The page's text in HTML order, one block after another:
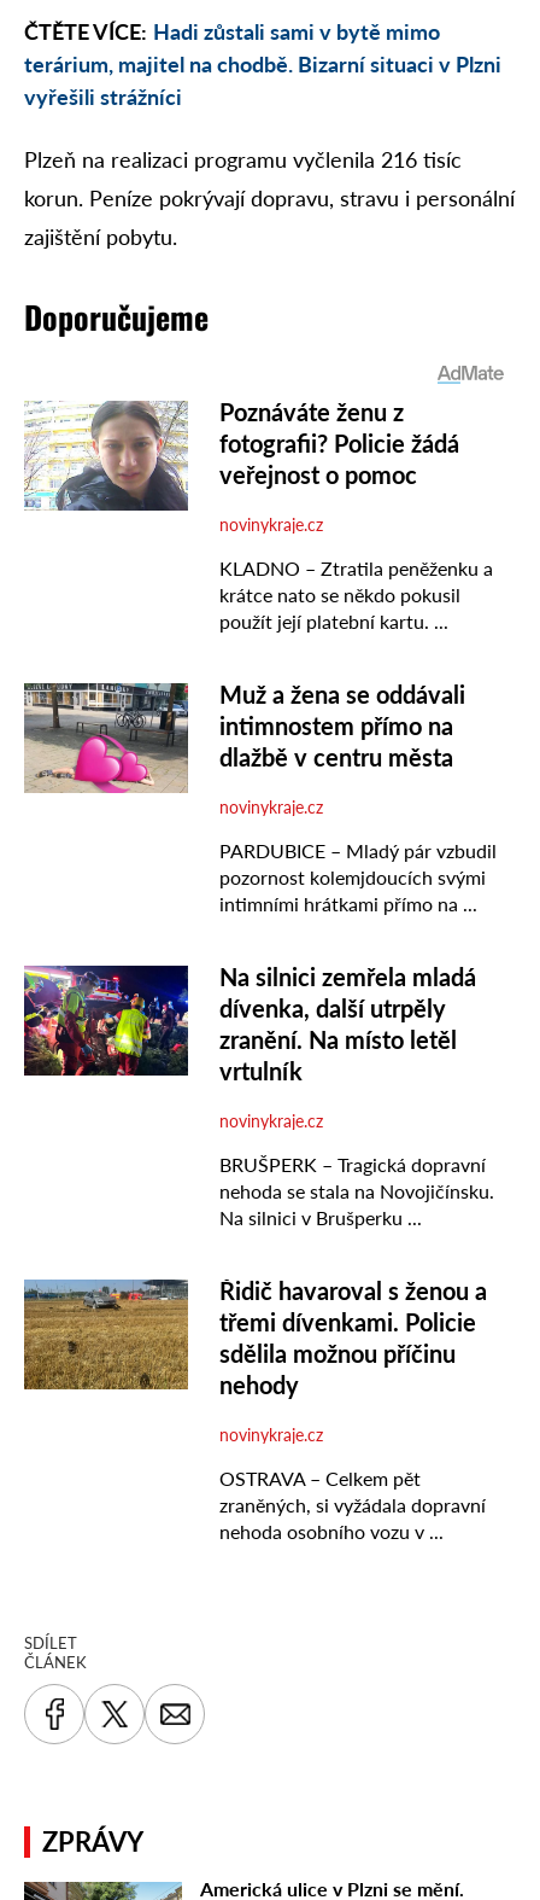
SDÍLET
ČLÁNEK
ČTĚTE VÍCE: Hadi zůstali sami v bytě mimo
terárium, majitel na chodbě. Bizarní situaci v Plzni
vyřešili strážníci
Plzeň na realizaci programu vyčlenila 216 tisíc
korun. Peníze pokrývají dopravu, stravu i personální
zajištění pobytu.
Doporučujeme
ZPRÁVY
Americká ulice v Plzni se mění.